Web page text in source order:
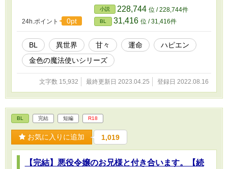
24h.ポイント 0pt
小説 228,744 位 / 228,744件
BL 31,416 位 / 31,416件
BL 異世界 甘々 運命
ハピエン
金色の魔法使いシリーズ
文字数 15,932 最終更新日 2023.04.25 登録日 2022.08.16
BL 完結 短編 R18
お気に入りに追加 1,019
【完結】悪役令嬢のお兄様と付き合います。【続